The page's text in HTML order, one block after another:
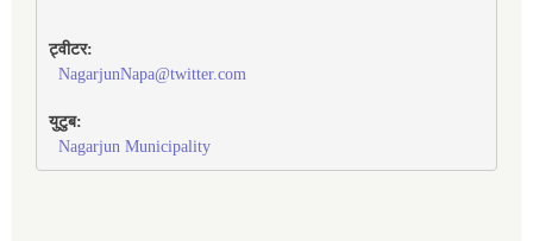
ट्वीटर:
NagarjunNapa@twitter.com
युटुब:
Nagarjun Municipality